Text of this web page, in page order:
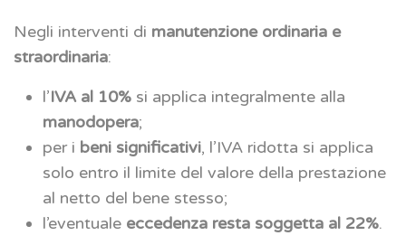
Negli interventi di manutenzione ordinaria e
straordinaria:
l’IVA al 10% si applica integralmente alla
manodopera;
per i beni significativi, l’IVA ridotta si applica
solo entro il limite del valore della prestazione
al netto del bene stesso;
l’eventuale eccedenza resta soggetta al 22%.